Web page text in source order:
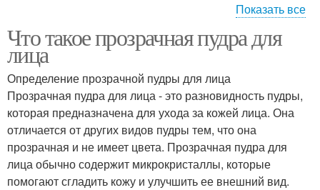
Минеральная пудра
Показать все
Что такое прозрачная пудра для
лица
Определение прозрачной пудры для лица
Прозрачная пудра для лица - это разновидность пудры,
которая предназначена для ухода за кожей лица. Она
отличается от других видов пудры тем, что она
прозрачная и не имеет цвета. Прозрачная пудра для
лица обычно содержит микрокристаллы, которые
помогают сгладить кожу и улучшить ее внешний вид.